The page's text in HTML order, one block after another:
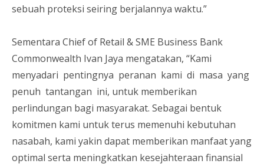
sebuah proteksi seiring berjalannya waktu.”
Sementara Chief of Retail & SME Business Bank
Commonwealth Ivan Jaya mengatakan, “Kami
menyadari pentingnya peranan kami di masa yang
penuh tantangan ini, untuk memberikan
perlindungan bagi masyarakat. Sebagai bentuk
komitmen kami untuk terus memenuhi kebutuhan
nasabah, kami yakin dapat memberikan manfaat yang
optimal serta meningkatkan kesejahteraan finansial